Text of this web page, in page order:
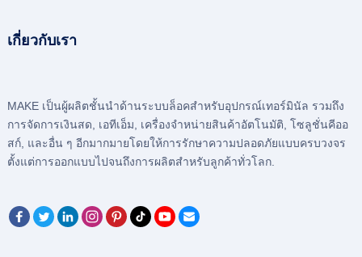
เกี่ยวกับเรา
MAKE เป็นผู้ผลิตชั้นนําด้านระบบล็อคสําหรับอุปกรณ์เทอร์มินัล รวมถึง
การจัดการเงินสด, เอทีเอ็ม, เครื่องจำหน่ายสินค้าอัตโนมัติ, โซลูชั่นคีออ
สก์, และอื่น ๆ อีกมากมายโดยให้การรักษาความปลอดภัยแบบครบวงจร
ตั้งแต่การออกแบบไปจนถึงการผลิตสําหรับลูกค้าทั่วโลก.